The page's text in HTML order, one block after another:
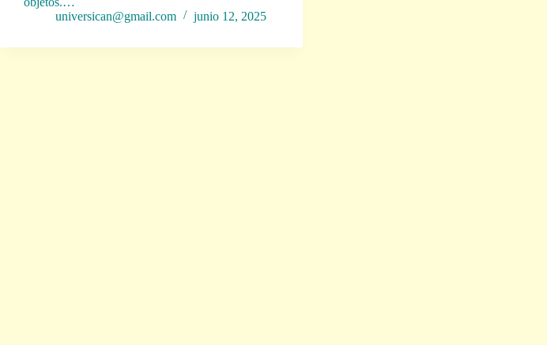
universican@gmail.com
junio 12, 2025